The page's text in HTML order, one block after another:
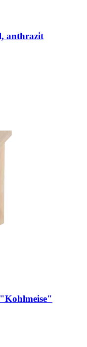
anthrazit